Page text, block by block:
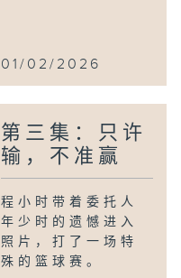
01/02/2026
第三集：只许
输，不准赢
程小时带着委托人
年少时的遗憾进入
照片，打了一场特
殊的篮球赛。